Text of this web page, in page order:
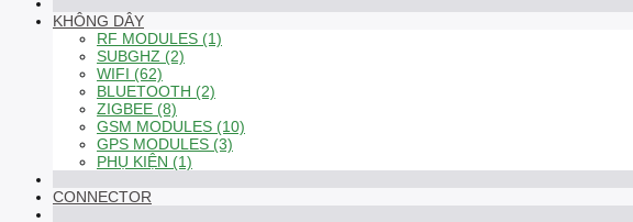
KHÔNG DÂY
RF MODULES (1)
SUBGHZ (2)
WIFI (62)
BLUETOOTH (2)
ZIGBEE (8)
GSM MODULES (10)
GPS MODULES (3)
PHỤ KIỆN (1)
CONNECTOR